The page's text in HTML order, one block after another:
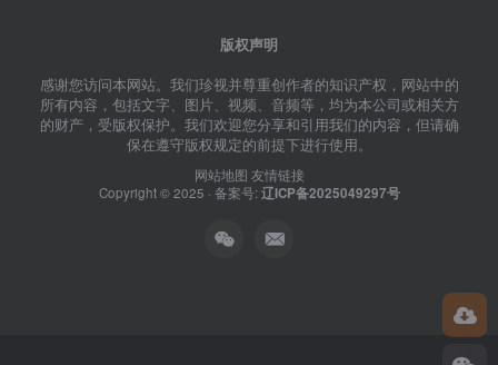
版权声明
感谢您访问本网站。我们珍视并尊重创作者的知识产权，网站中的
所有内容，包括文字、图片、视频、音频等，均为本公司或相关方
的财产，受版权保护。我们欢迎您分享和引用我们的内容，但请确
保在遵守版权规定的前提下进行使用。
网站地图 友情链接
Copyright © 2025 · 备案号: 辽ICP备2025049297号